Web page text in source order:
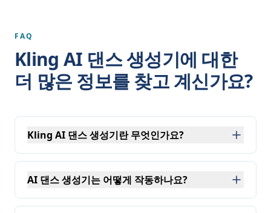
FAQ
Kling AI 댄스 생성기에 대한
더 많은 정보를 찾고 계신가요?
Kling AI 댄스 생성기란 무엇인가요?
Kling AI 댄스 생성기는Kling 2.6 Motion Control의
AI 댄스 생성기는 어떻게 작동하나요?
AI 댄스 생성기는 입력 이미지를 분석하고 사실적인 댄